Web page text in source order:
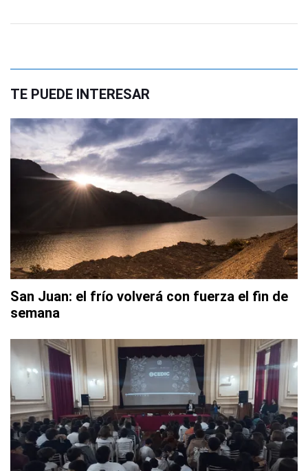
TE PUEDE INTERESAR
San Juan: el frío volverá con fuerza el fin de
semana